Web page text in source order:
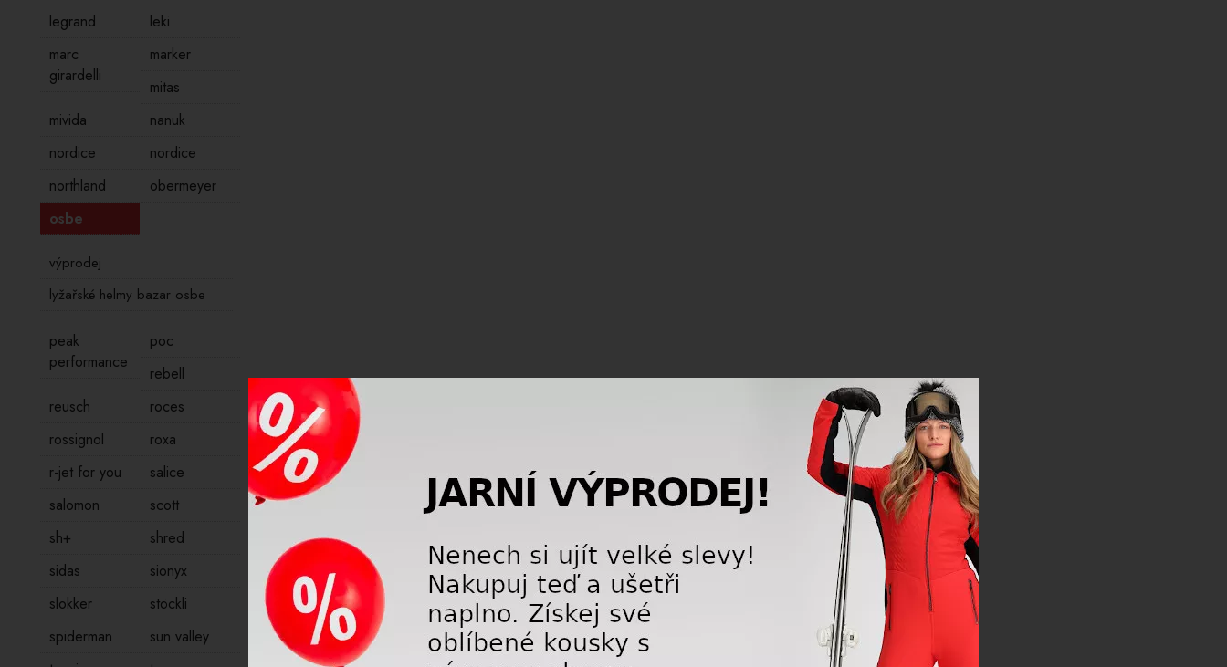
legrand
leki
marc
girardelli
marker
mitas
mivida
nanuk
nordice
nordice
northland
obermeyer
osbe
výprodej
lyžařské helmy bazar osbe
peak
performance
poc
rebell
reusch
roces
rossignol
roxa
r-jet for you
salice
salomon
scott
sh+
shred
sidas
sionyx
slokker
stöckli
spiderman
sun valley